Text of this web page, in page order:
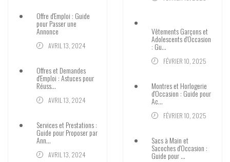
Offre d'Emploi : Guide
pour Passer une
Annonce
AVRIL 13, 2024
Offres et Demandes
d'Emploi : Astuces pour
Réuss…
AVRIL 13, 2024
Services et Prestations :
Guide pour Proposer par
Ann…
AVRIL 13, 2024
Vêtements Garçons et
Adolescents d'Occasion
: Gu…
FÉVRIER 10, 2025
Montres et Horlogerie
d'Occasion : Guide pour
Ac…
FÉVRIER 10, 2025
Sacs à Main et
Sacoches d'Occasion :
Guide pour …